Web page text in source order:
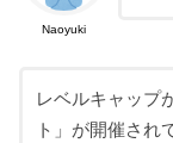
Naoyuki
レベルキャップ
ト」が開催され